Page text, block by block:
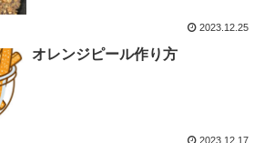
2023.12.25
オレンジピール作り方
2023.12.17